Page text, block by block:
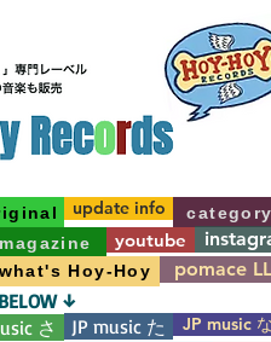
youtube
what's Hoy-Hoy pomace
update info
さ JP music た
JP music
↓